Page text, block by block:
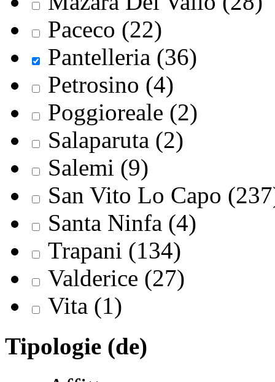
Paceco (22)
Pantelleria (36)
Petrosino (4)
Poggioreale (2)
Salaparuta (2)
Salemi (9)
San Vito Lo Capo
Santa Ninfa (4)
Trapani (134)
Valderice (27)
Vita (1)
Tipologie (de)